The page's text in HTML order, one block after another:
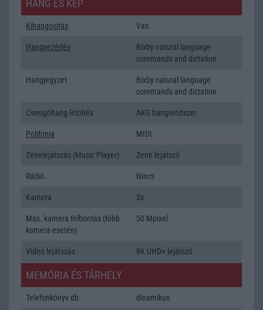
HANG ÉS KÉP
Kihangositás Van
Hangvezérlés
Bixby natural language
commands and dictation
Hangjegyzet
Bixby natural language
commands and dictation
Csengőhang letöltés AKG hangrendszer
Polifonia MIDI
Zenelejátszás (Music Player) Zene lejátszó
Rádió Nincs
Kamera 3x
Max. kamera felbontás (több
kamera esetén)
50 Mpixel
Video lejátszás 8K UHD+ lejátszó
MEMÓRIA ÉS TÁRHELY
Telefonkönyv db dinamikus